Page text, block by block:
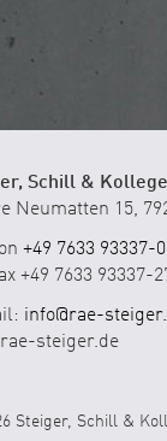
Schill &
Neumatten 15,
+49 7633 93337-0
+49 7633 93337-
info@rae-
steiger.de
Steiger, Schill &